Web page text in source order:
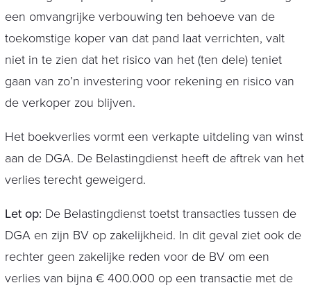
een omvangrijke verbouwing ten behoeve van de
toekomstige koper van dat pand laat verrichten, valt
niet in te zien dat het risico van het (ten dele) teniet
gaan van zo’n investering voor rekening en risico van
de verkoper zou blijven.
Het boekverlies vormt een verkapte uitdeling van winst
aan de DGA. De Belastingdienst heeft de aftrek van het
verlies terecht geweigerd.
Let op: De Belastingdienst toetst transacties tussen de
DGA en zijn BV op zakelijkheid. In dit geval ziet ook de
rechter geen zakelijke reden voor de BV om een
verlies van bijna € 400.000 op een transactie met de